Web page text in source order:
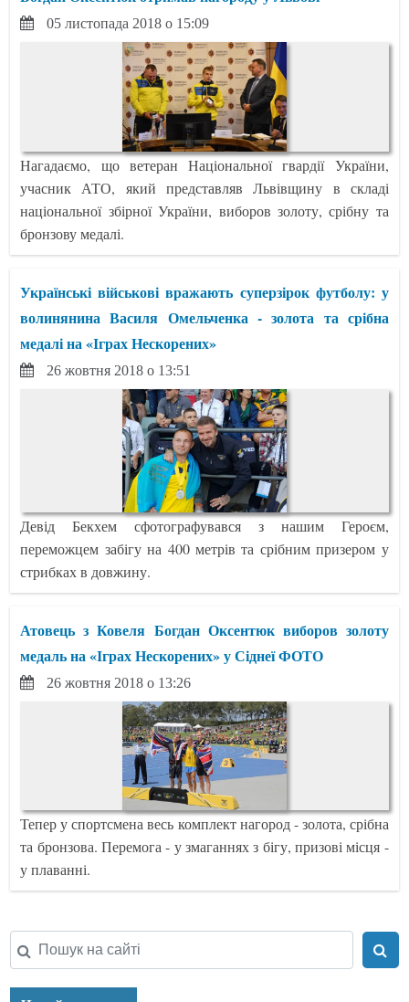
05 листопада 2018 о 15:09
Нагадаємо, що ветеран Національної гвардії України,
учасник АТО, який представляв Львівщину в складі
національної збірної України, виборов золоту, срібну та
бронзову медалі.
Українські військові вражають суперзірок футболу: у
волинянина Василя Омельченка - золота та срібна
медалі на «Іграх Нескорених»
26 жовтня 2018 о 13:51
Девід Бекхем сфотографувався з нашим Героєм,
переможцем забігу на 400 метрів та срібним призером у
стрибках в довжину.
Атовець з Ковеля Богдан Оксентюк виборов золоту
медаль на «Іграх Нескорених» у Сіднеї ФОТО
26 жовтня 2018 о 13:26
Тепер у спортсмена весь комплект нагород - золота, срібна
та бронзова. Перемога - у змаганнях з бігу, призові місця -
у плаванні.